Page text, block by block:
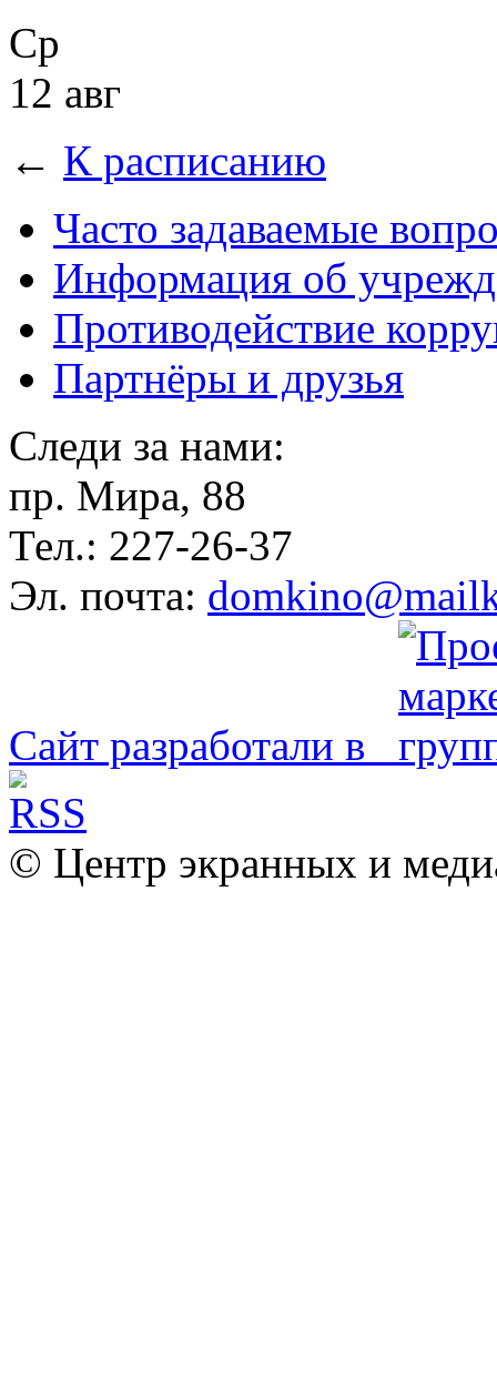
Ср
12 авг
← К расписанию
Часто задаваемые
Информация об
Противодействие
Партнёры и друзья
Следи за нами:
пр. Мира, 88
Тел.: 227-26-37
Эл. почта:
Сайт разработали в
© Центр экранных и